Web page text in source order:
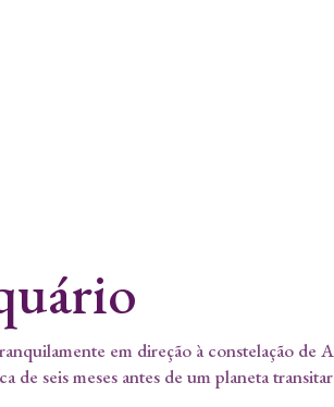
em direção à constelação de
de seis meses antes de um planeta